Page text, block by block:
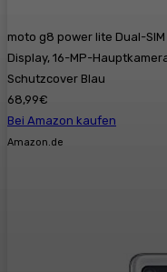
moto g8 power lite Dual-
Display, 16-MP-
Schutzcover Blau
68,99€
Bei Amazon kaufen
Amazon.de